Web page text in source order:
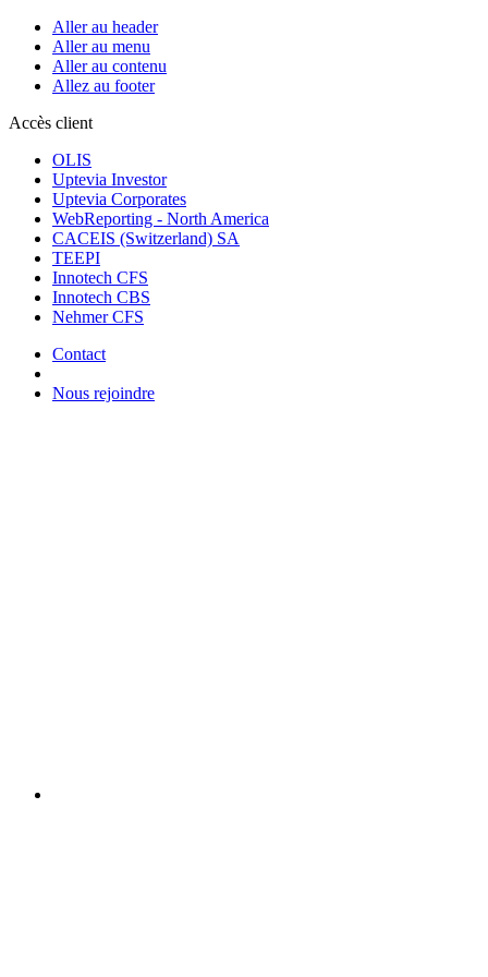
Aller au header
Aller au menu
Aller au contenu
Allez au footer
Accès client
OLIS
Uptevia Investor
Uptevia Corporates
WebReporting - North America
CACEIS (Switzerland) SA
TEEPI
Innotech CFS
Innotech CBS
Nehmer CFS
Contact
Nous rejoindre